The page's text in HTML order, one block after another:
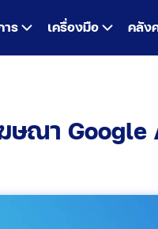
าร เครื่องมือ คลัง
ษณา Google